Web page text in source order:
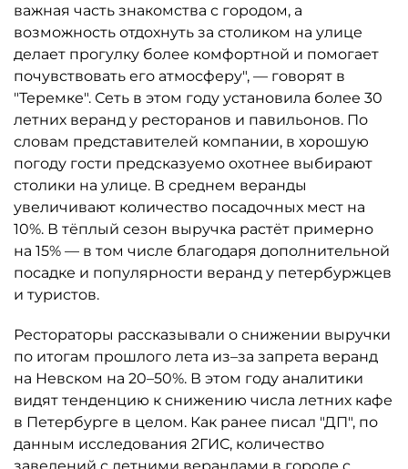
важная часть знакомства с городом, а
возможность отдохнуть за столиком на улице
делает прогулку более комфортной и помогает
почувствовать его атмосферу", — говорят в
"Теремке". Сеть в этом году установила более 30
летних веранд у ресторанов и павильонов. По
словам представителей компании, в хорошую
погоду гости предсказуемо охотнее выбирают
столики на улице. В среднем веранды
увеличивают количество посадочных мест на
10%. В тёплый сезон выручка растёт примерно
на 15% — в том числе благодаря дополнительной
посадке и популярности веранд у петербуржцев
и туристов.
Рестораторы рассказывали о снижении выручки
по итогам прошлого лета из–за запрета веранд
на Невском на 20–50%. В этом году аналитики
видят тенденцию к снижению числа летних кафе
в Петербурге в целом. Как ранее писал "ДП", по
данным исследования 2ГИС, количество